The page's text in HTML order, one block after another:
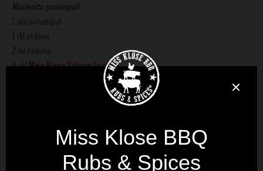
Marinoitu punasipuli
1 iso punasipuli
1 rkl etikkaa
2 rkl sokeria
½ rklMiss Klose Salmon Lover
2 rkl sitruunamehua
Miss Klose Chimichurri